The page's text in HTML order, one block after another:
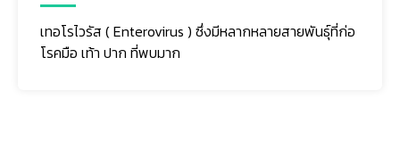
เทอโรไวรัส ( Enterovirus ) ซึ่งมีหลากหลายสายพันธุ์ที่ก่อ
โรคมือ เท้า ปาก ที่พบมาก